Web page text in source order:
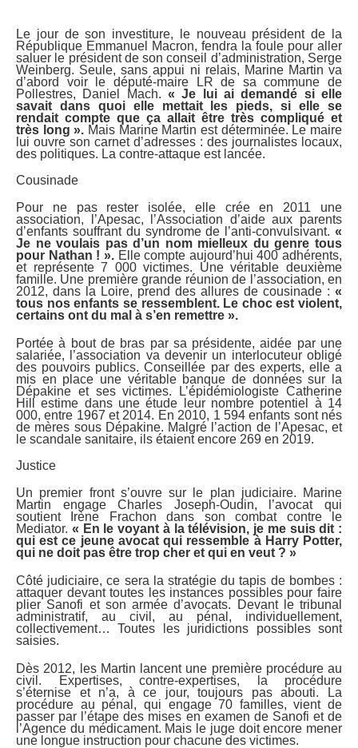
Le jour de son investiture, le nouveau président de la
République Emmanuel Macron, fendra la foule pour aller
saluer le président de son conseil d’administration, Serge
Weinberg. Seule, sans appui ni relais, Marine Martin va
d’abord voir le député-maire LR de sa commune de
Pollestres, Daniel Mach. « Je lui ai demandé si elle
savait dans quoi elle mettait les pieds, si elle se
rendait compte que ça allait être très compliqué et
très long ». Mais Marine Martin est déterminée. Le maire
lui ouvre son carnet d’adresses : des journalistes locaux,
des politiques. La contre-attaque est lancée.
Cousinade
Pour ne pas rester isolée, elle crée en 2011 une
association, l’Apesac, l’Association d’aide aux parents
d’enfants souffrant du syndrome de l’anti-convulsivant. «
Je ne voulais pas d’un nom mielleux du genre tous
pour Nathan ! ».Elle compte aujourd’hui 400 adhérents,
et représente 7 000 victimes. Une véritable deuxième
famille. Une première grande réunion de l’association, en
2012, dans la Loire, prend des allures de cousinade : «
tous nos enfants se ressemblent. Le choc est violent,
certains ont du mal à s’en remettre ».
Portée à bout de bras par sa présidente, aidée par une
salariée, l’association va devenir un interlocuteur obligé
des pouvoirs publics. Conseillée par des experts, elle a
mis en place une véritable banque de données sur la
Dépakine et ses victimes. L’épidémiologiste Catherine
Hill estime dans une étude leur nombre potentiel à 14
000, entre 1967 et 2014. En 2010, 1 594 enfants sont nés
de mères sous Dépakine. Malgré l’action de l’Apesac, et
le scandale sanitaire, ils étaient encore 269 en 2019.
Justice
Un premier front s’ouvre sur le plan judiciaire. Marine
Martin engage Charles Joseph-Oudin, l’avocat qui
soutient Irène Frachon dans son combat contre le
Mediator. « En le voyant à la télévision, je me suis dit :
qui est ce jeune avocat qui ressemble à Harry Potter,
qui ne doit pas être trop cher et qui en veut ? »
Côté judiciaire, ce sera la stratégie du tapis de bombes :
attaquer devant toutes les instances possibles pour faire
plier Sanofi et son armée d’avocats. Devant le tribunal
administratif, au civil, au pénal, individuellement,
collectivement… Toutes les juridictions possibles sont
saisies.
Dès 2012, les Martin lancent une première procédure au
civil. Expertises, contre-expertises, la procédure
s’éternise et n’a, à ce jour, toujours pas abouti. La
procédure au pénal, qui engage 70 familles, vient de
passer par l’étape des mises en examen de Sanofi et de
l’Agence du médicament. Mais le juge doit encore mener
une longue instruction pour chacune des victimes.